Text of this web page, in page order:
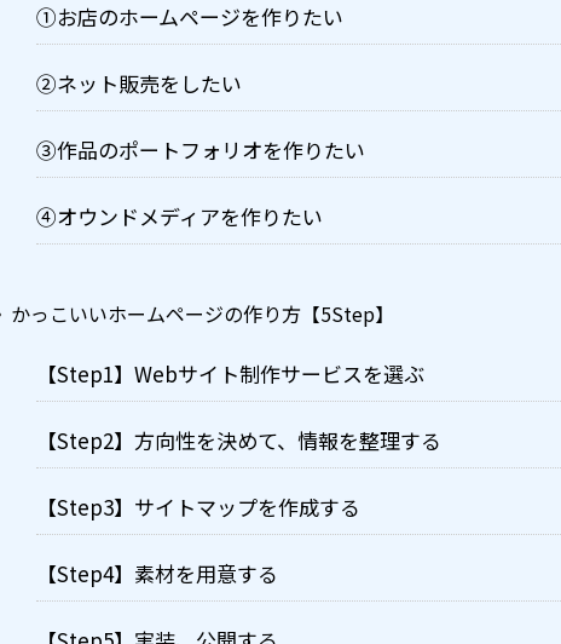
①お店のホームページを作りたい
②ネット販売をしたい
③作品のポートフォリオを作りたい
④オウンドメディアを作りたい
かっこいいホームページの作り方【5Step】
【Step1】Webサイト制作サービスを選ぶ
【Step2】方向性を決めて、情報を整理する
【Step3】サイトマップを作成する
【Step4】素材を用意する